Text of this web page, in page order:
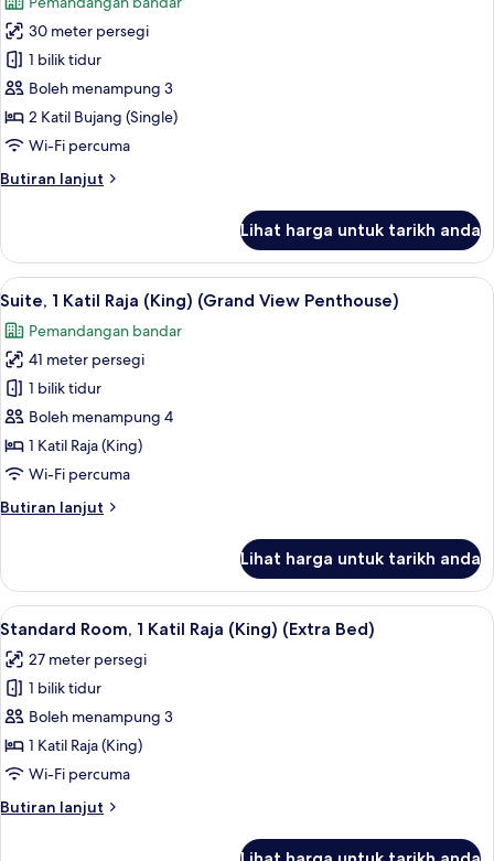
(King)
(Roll-
In
Shower)
foto
untuk
Panoramic
Room,
2
Katil
(Single),
30 meter persegi
1 bilik tidur
Boleh menampung 3
2 Katil Bujang (Single)
Wi-Fi percuma
Butiran lanjut
Butiran
Room,
Katil
(Single),
Corner
Lihat harga untuk tarikh anda
Lihat
semua
foto
untuk
Suite,
1
Katil
Raja
(Grand
Suite, 1 Katil Raja (King) (Grand
8
Suite, 1 Katil Raja (King) (Grand View Penthouse)
Pemandangan bandar
41 meter persegi
1 bilik tidur
Boleh menampung 4
1 Katil Raja (King)
Wi-Fi percuma
Butiran lanjut
Butiran
1
Katil
Raja
(Grand
View
Lihat harga untuk tarikh anda
Lihat
semua
foto
untuk
Standard
Room,
1
Raja
Peralatan tempat tidur premium, peti
6
Standard Room, 1 Katil Raja (King) (Extra Bed)
27 meter persegi
1 bilik tidur
Boleh menampung 3
1 Katil Raja (King)
Wi-Fi percuma
Butiran lanjut
Butiran